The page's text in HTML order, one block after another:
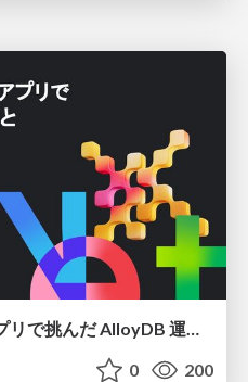
メルカリのグローバルアプリで挑んだ AlloyDB 運用と課題解決の実践記
0 200